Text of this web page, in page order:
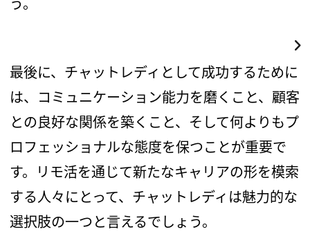
最後に、チャットレディとして成功するために
は、コミュニケーション能力を磨くこと、顧客
との良好な関係を築くこと、そして何よりもプ
ロフェッショナルな態度を保つことが重要で
す。リモ活を通じて新たなキャリアの形を模索
する人々にとって、チャットレディは魅力的な
選択肢の一つと言えるでしょう。